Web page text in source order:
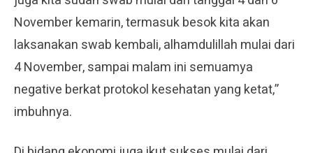
November kemarin, termasuk besok kita akan
laksanakan swab kembali, alhamdulillah mulai dari
4 November, sampai malam ini semuamya
negative berkat protokol kesehatan yang ketat,”
imbuhnya.